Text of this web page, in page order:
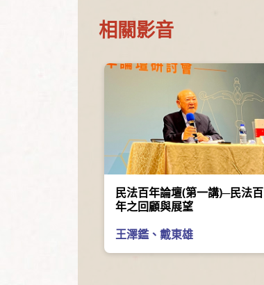
相關影音
民法百年論壇(第一講)─民法百
年之回顧與展望
王澤鑑、 戴東雄